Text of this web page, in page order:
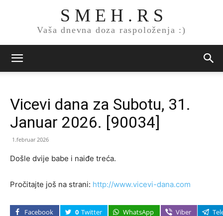
S M E H . R S
Vaša dnevna doza raspoloženja :)
Vicevi dana za Subotu, 31.
Januar 2026. [90034]
1.februar 2026
Došle dvije babe i naiđe treća.
Pročitajte još na strani: http://www.vicevi-dana.com
Facebook 0 Twitter WhatsApp Viber